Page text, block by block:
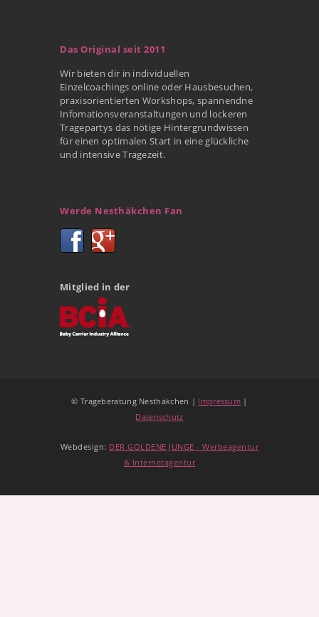
Das Original seit 2011
Wir bieten dir in individuellen
Einzelcoachings online oder Hausbesuchen,
praxisorientierten Workshops, spannendne
Infomationsveranstaltungen und lockeren
Tragepartys das nötige Hintergrundwissen
für einen optimalen Start in eine glückliche
und intensive Tragezeit.
Werde Nesthäkchen Fan
Mitglied in der
© Trageberatung Nesthäkchen | Impressum |
Datenschutz
Webdesign: DER GOLDENE JUNGE - Werbeagentur
& Internetagentur